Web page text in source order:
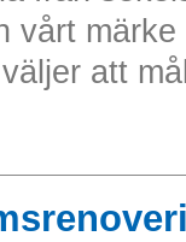
vårt
att